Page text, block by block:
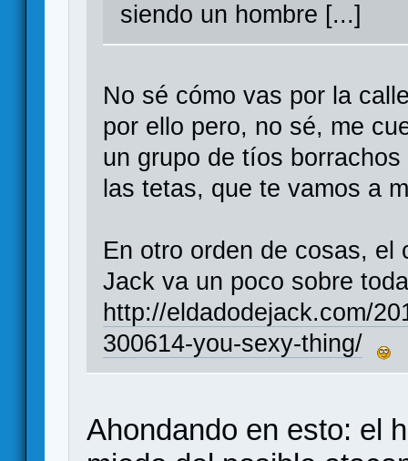
siendo un hombre [...]
No sé cómo vas por la
por ello pero, no sé, me
un grupo de tíos
las tetas, que te vamos a
En otro orden de cosas, el
Jack va un poco sobre
http://eldadodejack.com/
300614-you-sexy-thing/
Ahondando en esto: el